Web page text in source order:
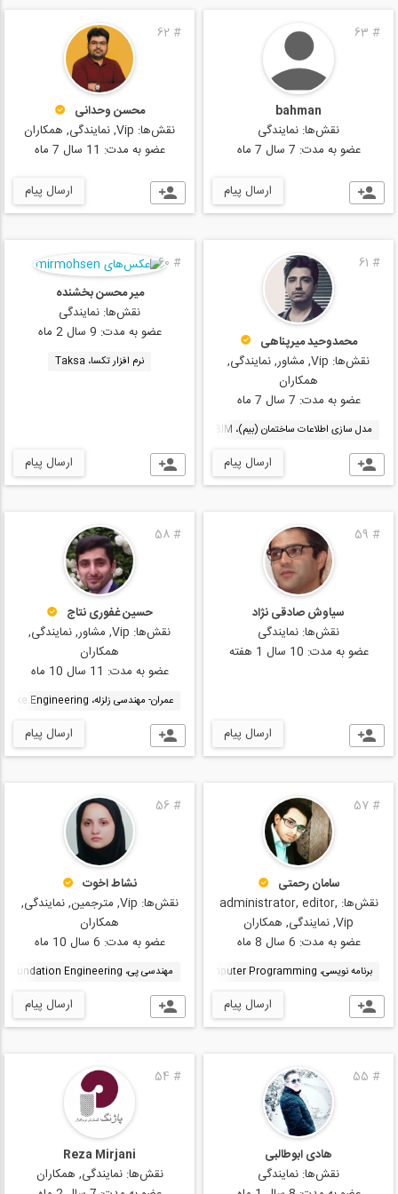
#
63
bahman
نقش‌ها: نمایندگی
عضو به مدت: 7 سال 7 ماه
ارسال پیام
#
62
محسن وحدانی
نقش‌ها: Vip, نمایندگی, همکاران
عضو به مدت: 11 سال 7 ماه
ارسال پیام
#
61
محمدوحید میرپناهی
نقش‌ها:
Vip, مشاور, نمایندگی,
همکاران
عضو به مدت: 7 سال 7 ماه
مدل سازی اطلاعات ساختمان (بیم)، BIM
ارسال پیام
#
60
میر محسن بخشنده
نقش‌ها: نمایندگی
عضو به مدت: 9 سال 2 ماه
نرم افزار تکسا، Taksa
ارسال پیام
#
59
سیاوش صادقی نژاد
نقش‌ها: نمایندگی
عضو به مدت: 10 سال 1 هفته
ارسال پیام
#
58
حسین غفوری نتاج
نقش‌ها:
Vip, مشاور, نمایندگی,
همکاران
عضو به مدت: 11 سال 10 ماه
عمران- مهندسی زلزله، Earthquake Engineering
ارسال پیام
#
57
سامان رحمتی
نقش‌ها: administrator, editor,
Vip, نمایندگی, همکاران
عضو به مدت: 6 سال 8 ماه
برنامه نویسی، Computer Programming سد بتنی، Concrete Dam هیدرولوژی، Hydrology
ارسال پیام
#
56
نشاط اخوت
نقش‌ها:
Vip, مترجمین, نمایندگی,
همکاران
عضو به مدت: 6 سال 10 ماه
مهندسی پی، Foundation Engineering
ارسال پیام
#
55
هادی ابوطالبی
نقش‌ها: نمایندگی
#
54
Reza Mirjani
نقش‌ها:نمایندگی, همکاران